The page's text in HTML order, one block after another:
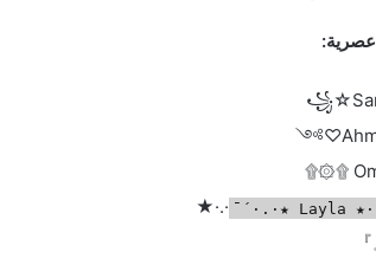
عصرية:
·.·★
·.·★